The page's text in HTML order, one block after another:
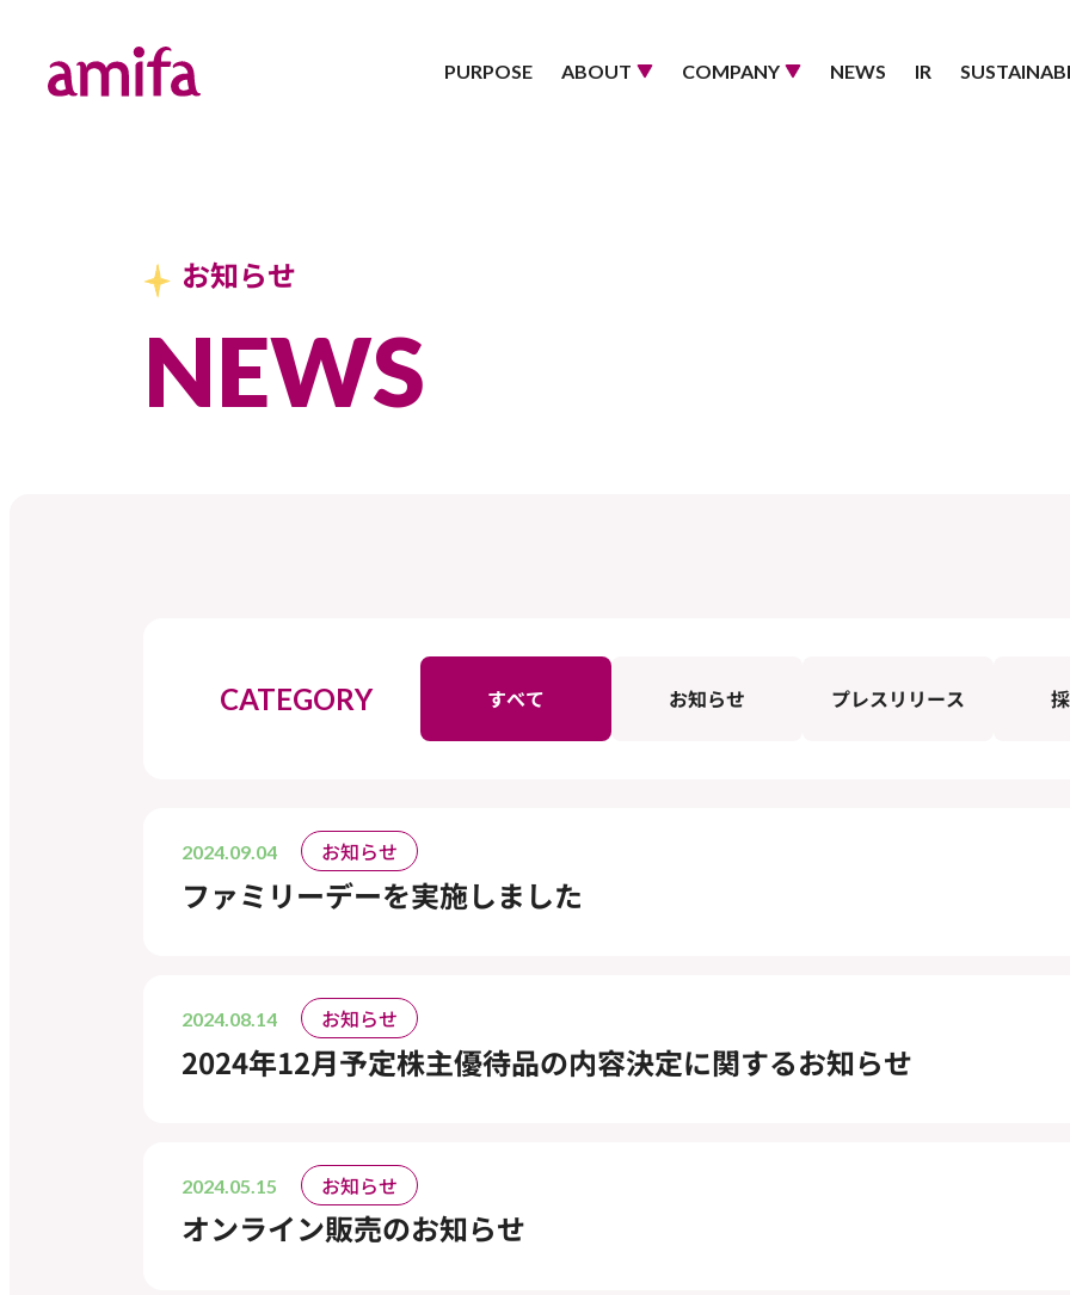
PURPOSE ABOUT COMPANY NEWS IR
お知らせ
NEWS
CATEGORY すべて お知らせ プレスリリース
2024.09.04 お知らせ
ファミリーデーを実施しました
2024.08.14 お知らせ
2024年12月予定株主優待品の内容決定に関するお知らせ
2024.05.15 お知らせ
オンライン販売のお知らせ